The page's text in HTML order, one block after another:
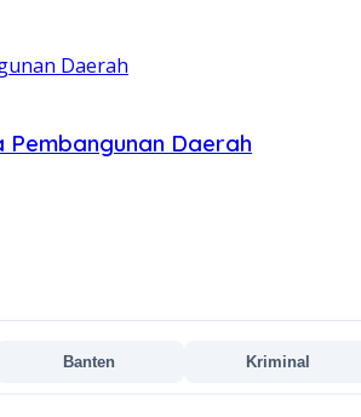
Daerah
Banten Kriminal